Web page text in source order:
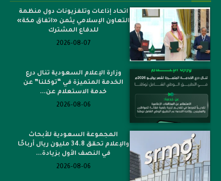
اتحاد إذاعات وتلفزيونات دول منظمة
التعاون الإسلامي يثمن «اتفاق مكة»
للدفاع المشترك
2026-08-07
وزارة الإعلام السعودية تنال درع
الخدمة المتميزة في “توكلنا” عن
خدمة الاستعلام عن...
2026-08-06
المجموعة السعودية للأبحاث
والإعلام تحقق 34.8 مليون ريال أرباحًا
في النصف الأول بزيادة...
2026-08-06